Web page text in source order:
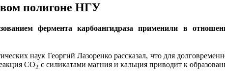
полигоне НГУ
фермента карбоангидраза применили в
наук Георгий Лазоренко рассказал, что для
CO2 с силикатами магния и кальция приводит к